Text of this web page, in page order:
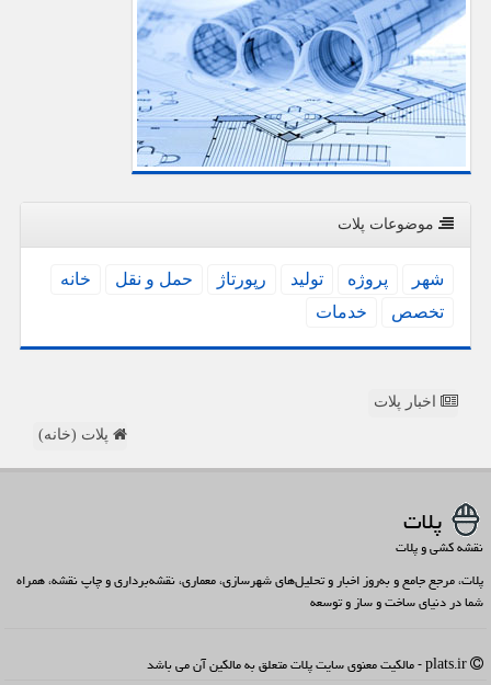
موضوعات پلات
شهر پروژه تولید رپورتاژ حمل و نقل
خانه
تخصص
خدمات
اخبار پلات
پلات (خانه)
پلات
نقشه کشی و پلات
پلات، مرجع جامع و به‌روز اخبار و تحلیل‌های شهرسازی، معماری، نقشه‌برداری و چاپ نقشه، همراه
شما در دنیای ساخت و ساز و توسعه